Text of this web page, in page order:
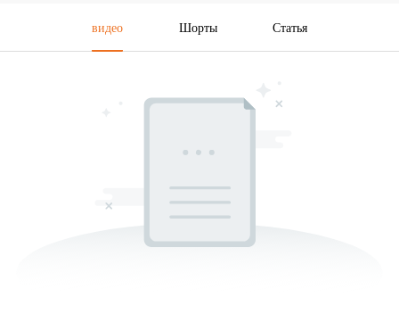
видео Шорты Статья